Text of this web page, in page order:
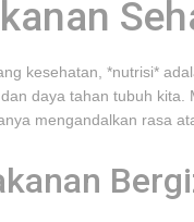
kesehatan, *nutrisi*
daya tahan tubuh
mengandalkan rasa